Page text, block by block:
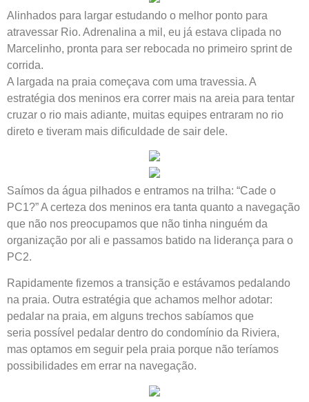
Alinhados para largar estudando o melhor ponto para
atravessar Rio. Adrenalina a mil, eu já estava clipada no
Marcelinho, pronta para ser rebocada no primeiro sprint de
corrida.
A largada na praia começava com uma travessia. A
estratégia dos meninos era correr mais na areia para tentar
cruzar o rio mais adiante, muitas equipes entraram no rio
direto e tiveram mais dificuldade de sair dele.
Saímos da água pilhados e entramos na trilha: “Cade o
PC1?” A certeza dos meninos era tanta quanto a navegação
que não nos preocupamos que não tinha ninguém da
organização por ali e passamos batido na liderança para o
PC2.
Rapidamente fizemos a transição e estávamos pedalando
na praia. Outra estratégia que achamos melhor adotar:
pedalar na praia, em alguns trechos sabíamos que
seria possível pedalar dentro do condomínio da Riviera,
mas optamos em seguir pela praia porque não teríamos
possibilidades em errar na navegação.